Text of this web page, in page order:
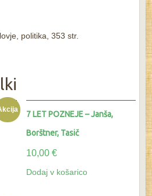
politika, 353 str.
–
7 LET POZNEJE – Janša,
Borštner, Tasič
10,00 €
Dodaj v košarico